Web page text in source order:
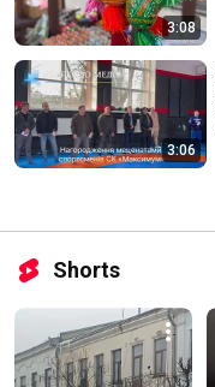
3:08
3:06
Shorts